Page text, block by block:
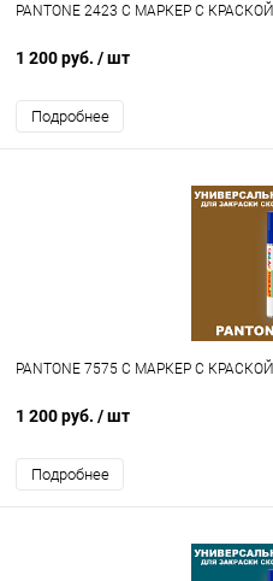
PANTONE 2423 C МАРКЕР С КРАСКОЙ
1 200 руб. / шт
Подробнее
PANTONE 7575 C МАРКЕР С КРАСКОЙ
1 200 руб. / шт
Подробнее